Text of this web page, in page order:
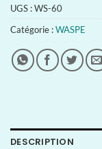
UGS :WS-60
Catégorie :WASPE
DESCRIPTION